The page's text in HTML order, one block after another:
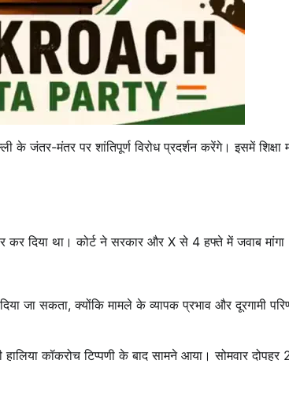
के जंतर-मंतर पर शांतिपूर्ण विरोध प्रदर्शन करेंगे। इसमें
कर दिया था। कोर्ट ने सरकार और X से 4 हफ्ते में जवाब मांगा
जा सकता, क्योंकि मामले के व्यापक प्रभाव और दूरगामी
कॉकरोच टिप्पणी के बाद सामने आया। सोमवार